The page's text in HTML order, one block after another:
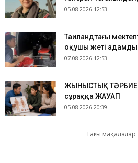
05.08.2026 12:53
Таиландтағы
оқушы жеті адамды
07.08.2026 12:53
ЖЫНЫСТЫҚ ТӘРБИЕ
сұраққа ЖАУАП
05.08.2026 20:39
Тағы мақалалар